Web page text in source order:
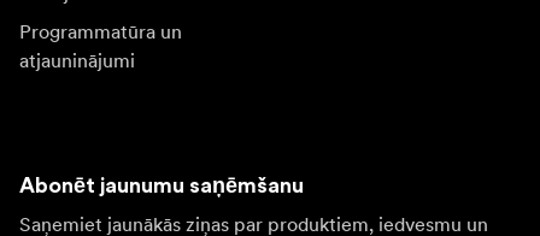
Programmatūra un
atjauninājumi
Abonēt jaunumu saņēmšanu
Saņemiet jaunākās ziņas par produktiem, iedvesmu un